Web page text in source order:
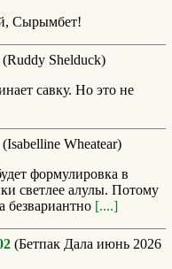
Сырымбет!
(Ruddy Shelduck)
савку. Но это не
(Isabelline Wheatear)
формулировка в
светлее алулы. Потому
безвариантно [....]
(Бетпак Дала июнь 2026